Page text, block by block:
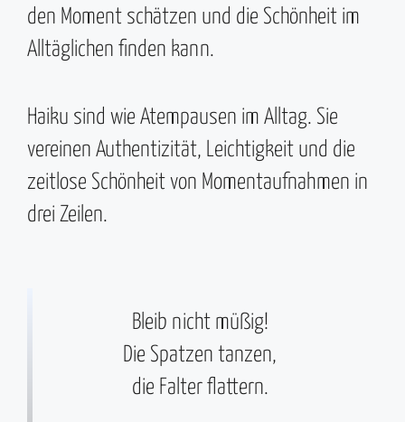
den Moment schätzen und die Schönheit im
Alltäglichen finden kann.
Haiku sind wie Atempausen im Alltag. Sie
vereinen Authentizität, Leichtigkeit und die
zeitlose Schönheit von Momentaufnahmen in
drei Zeilen.
Bleib nicht müßig!
Die Spatzen tanzen,
die Falter flattern.